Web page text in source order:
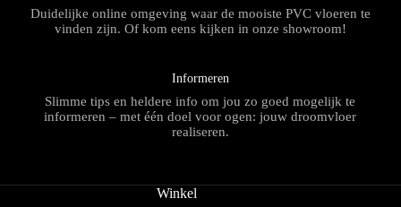
Duidelijke online omgeving waar de mooiste PVC vloeren te
vinden zijn. Of kom eens kijken in onze showroom!
Informeren
Slimme tips en heldere info om jou zo goed mogelijk te
informeren – met één doel voor ogen: jouw droomvloer
realiseren.
Winkel